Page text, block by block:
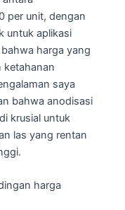
per unit, dengan
untuk aplikasi
harga yang
ketahanan
saya
bahwa anodisasi
krusial untuk
las yang rentan
harga